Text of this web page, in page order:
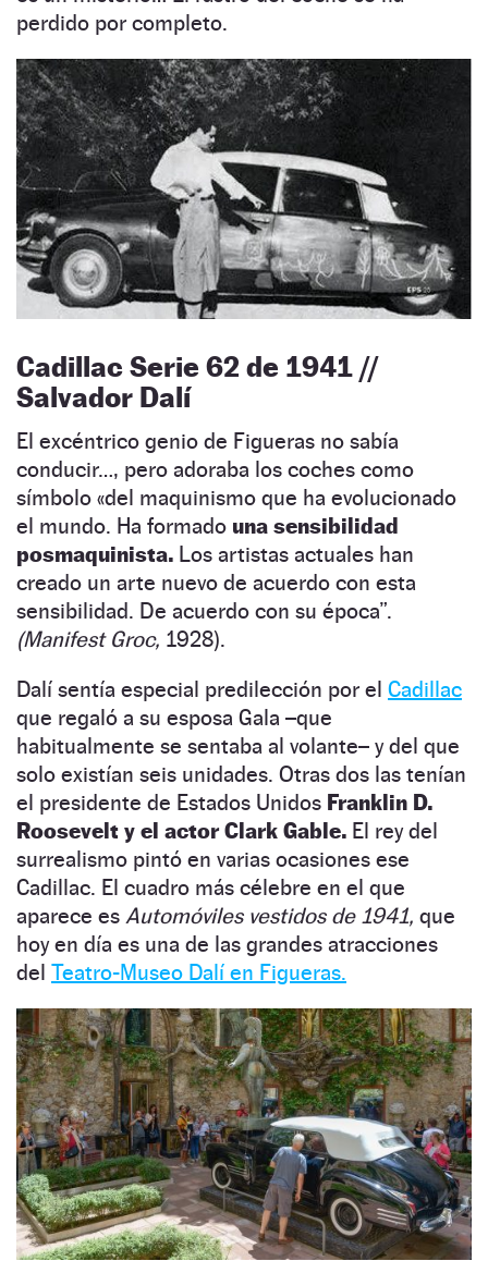
perdido por completo.
Cadillac Serie 62 de 1941 //
Salvador Dalí
El excéntrico genio de Figueras no sabía
conducir…, pero adoraba los coches como
símbolo «del maquinismo que ha evolucionado
el mundo. Ha formado una sensibilidad
posmaquinista. Los artistas actuales han
creado un arte nuevo de acuerdo con esta
sensibilidad. De acuerdo con su época”.
(Manifest Groc, 1928).
Dalí sentía especial predilección por el Cadillac
que regaló a su esposa Gala –que
habitualmente se sentaba al volante– y del que
solo existían seis unidades. Otras dos las tenían
el presidente de Estados Unidos Franklin D.
Roosevelt y el actor Clark Gable. El rey del
surrealismo pintó en varias ocasiones ese
Cadillac. El cuadro más célebre en el que
aparece es Automóviles vestidos de 1941, que
hoy en día es una de las grandes atracciones
del Teatro-Museo Dalí en Figueras.